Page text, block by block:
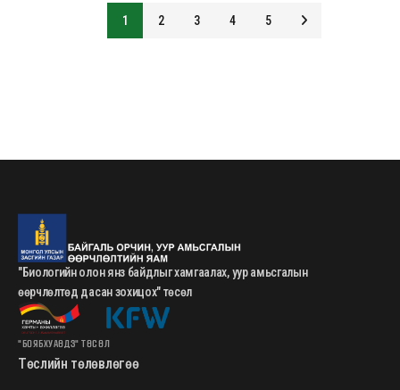
1 2 3 4 5
"Биологийн олон янз байдлыг хамгаалах, уур амьсгалын
өөрчлөлтөд дасан зохицох" төсөл
"БОЯБХУАӨДЗ" ТӨСӨЛ
Төслийн төлөвлөгөө